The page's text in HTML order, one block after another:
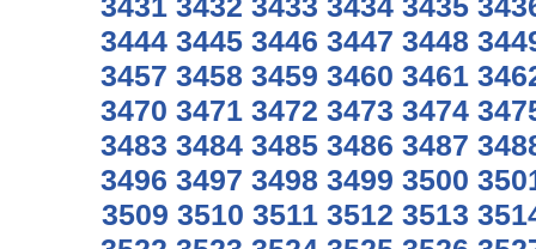
3444 3445 3446 3447 3448
3457 3458 3459 3460 3461
3470 3471 3472 3473 3474
3483 3484 3485 3486 3487
3496 3497 3498 3499 3500
3509 3510 3511 3512 3513